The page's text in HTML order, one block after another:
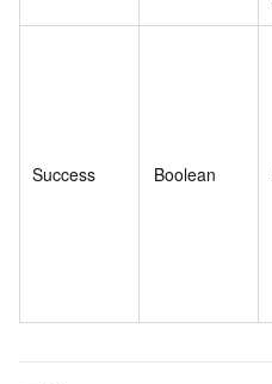
Success Boolean